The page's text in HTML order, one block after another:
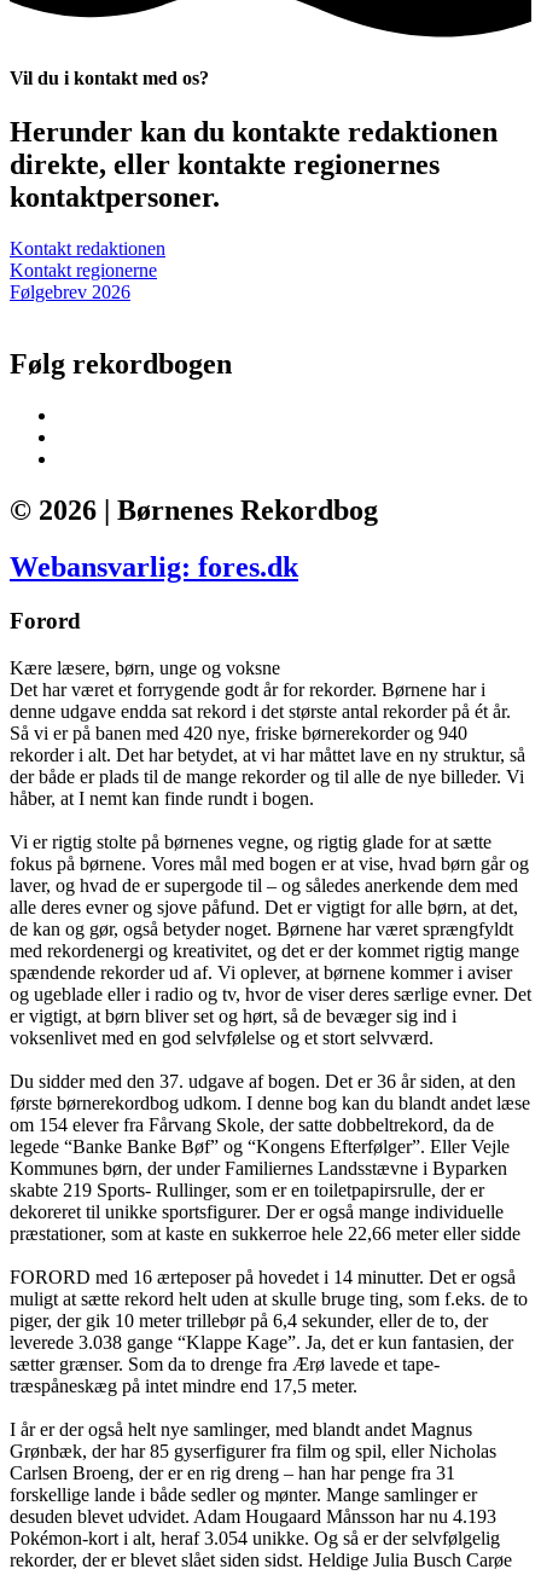
Vil du i kontakt med os?
Herunder kan du kontakte redaktionen
direkte, eller kontakte regionernes
kontaktpersoner.
Kontakt redaktionen
Kontakt regionerne
Følgebrev 2026
Følg rekordbogen
© 2026 | Børnenes Rekordbog
Webansvarlig: fores.dk
Forord
Kære læsere, børn, unge og voksne
Det har været et forrygende godt år for rekorder. Børnene har i
denne udgave endda sat rekord i det største antal rekorder på ét år.
Så vi er på banen med 420 nye, friske børnerekorder og 940
rekorder i alt. Det har betydet, at vi har måttet lave en ny struktur, så
der både er plads til de mange rekorder og til alle de nye billeder. Vi
håber, at I nemt kan finde rundt i bogen.
Vi er rigtig stolte på børnenes vegne, og rigtig glade for at sætte
fokus på børnene. Vores mål med bogen er at vise, hvad børn går og
laver, og hvad de er supergode til – og således anerkende dem med
alle deres evner og sjove påfund. Det er vigtigt for alle børn, at det,
de kan og gør, også betyder noget. Børnene har været sprængfyldt
med rekordenergi og kreativitet, og det er der kommet rigtig mange
spændende rekorder ud af. Vi oplever, at børnene kommer i aviser
og ugeblade eller i radio og tv, hvor de viser deres særlige evner. Det
er vigtigt, at børn bliver set og hørt, så de bevæger sig ind i
voksenlivet med en god selvfølelse og et stort selvværd.
Du sidder med den 37. udgave af bogen. Det er 36 år siden, at den
første børnerekordbog udkom. I denne bog kan du blandt andet læse
om 154 elever fra Fårvang Skole, der satte dobbeltrekord, da de
legede “Banke Banke Bøf” og “Kongens Efterfølger”. Eller Vejle
Kommunes børn, der under Familiernes Landsstævne i Byparken
skabte 219 Sports- Rullinger, som er en toiletpapirsrulle, der er
dekoreret til unikke sportsfigurer. Der er også mange individuelle
præstationer, som at kaste en sukkerroe hele 22,66 meter eller sidde
FORORD med 16 ærteposer på hovedet i 14 minutter. Det er også
muligt at sætte rekord helt uden at skulle bruge ting, som f.eks. de to
piger, der gik 10 meter trillebør på 6,4 sekunder, eller de to, der
leverede 3.038 gange “Klappe Kage”. Ja, det er kun fantasien, der
sætter grænser. Som da to drenge fra Ærø lavede et tape-
træspåneskæg på intet mindre end 17,5 meter.
I år er der også helt nye samlinger, med blandt andet Magnus
Grønbæk, der har 85 gyserfigurer fra film og spil, eller Nicholas
Carlsen Broeng, der er en rig dreng – han har penge fra 31
forskellige lande i både sedler og mønter. Mange samlinger er
desuden blevet udvidet. Adam Hougaard Månsson har nu 4.193
Pokémon-kort i alt, heraf 3.054 unikke. Og så er der selvfølgelig
rekorder, der er blevet slået siden sidst. Heldige Julia Busch Carøe